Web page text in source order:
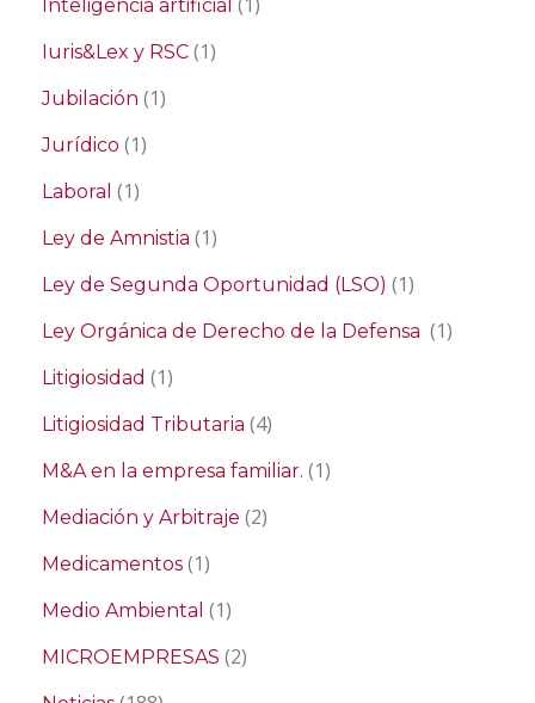
Inteligencia artificial
Iuris&Lex y RSC (1)
Jubilación (1)
Jurídico (1)
Laboral (1)
Ley de Amnistia (1)
Ley de Segunda Oportunidad (LSO) (1)
Ley Orgánica de Derecho de la Defensa (1)
Litigiosidad (1)
Litigiosidad Tributaria (4)
M&A en la empresa familiar. (1)
Mediación y Arbitraje (2)
Medicamentos (1)
Medio Ambiental (1)
MICROEMPRESAS (2)